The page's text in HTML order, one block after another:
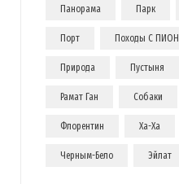
Панорама Парк
Порт Походы С ПИОН
Природа Пустыня
Рамат Ган Собаки
Флорентин Ха-Ха
Черным-Бело Эйлат